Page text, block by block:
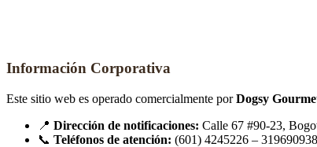
Información Corporativa
Este sitio web es operado comercialmente porDogsy
📍 Dirección de notificaciones: Calle 67 #90-23,
📞 Teléfonos de atención: (601) 4245226 –